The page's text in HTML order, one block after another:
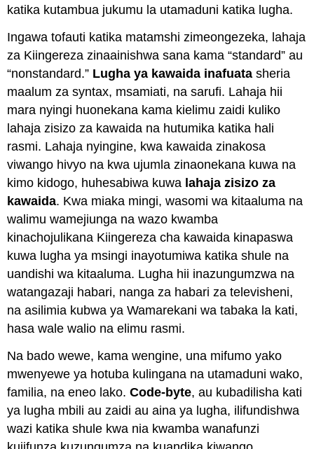
katika kutambua jukumu la utamaduni katika lugha.
Ingawa tofauti katika matamshi zimeongezeka, lahaja
za Kiingereza zinaainishwa sana kama “standard” au
“nonstandard.” Lugha ya kawaida inafuata sheria
maalum za syntax, msamiati, na sarufi. Lahaja hii
mara nyingi huonekana kama kielimu zaidi kuliko
lahaja zisizo za kawaida na hutumika katika hali
rasmi. Lahaja nyingine, kwa kawaida zinakosa
viwango hivyo na kwa ujumla zinaonekana kuwa na
kimo kidogo, huhesabiwa kuwa lahaja zisizo za
kawaida. Kwa miaka mingi, wasomi wa kitaaluma na
walimu wamejiunga na wazo kwamba
kinachojulikana Kiingereza cha kawaida kinapaswa
kuwa lugha ya msingi inayotumiwa katika shule na
uandishi wa kitaaluma. Lugha hii inazungumzwa na
watangazaji habari, nanga za habari za televisheni,
na asilimia kubwa ya Wamarekani wa tabaka la kati,
hasa wale walio na elimu rasmi.
Na bado wewe, kama wengine, una mifumo yako
mwenyewe ya hotuba kulingana na utamaduni wako,
familia, na eneo lako.Code-byte, au kubadilisha kati
ya lugha mbili au zaidi au aina ya lugha, ilifundishwa
wazi katika shule kwa nia kwamba wanafunzi